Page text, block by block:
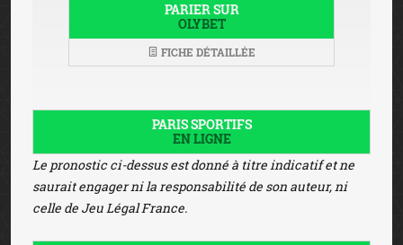
PARIER SUR
OLYBET
FICHE DÉTAILLÉE
PARIS SPORTIFS
EN LIGNE
Le pronostic ci-dessus est donné à titre indicatif et ne
saurait engager ni la responsabilité de son auteur, ni
celle de Jeu Légal France.